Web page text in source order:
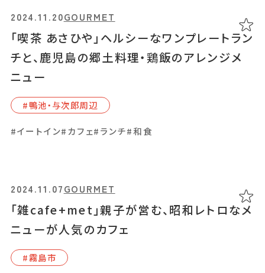
「喫茶 あさひや」ヘルシーなワンプレートラン
チと、鹿児島の郷土料理・鶏飯のアレンジメ
ニュー
2024.11.20GOURMET
#鴨池・与次郎周辺
#イートイン#カフェ#ランチ#和食
「雑cafe+met」親子が営む、昭和レトロなメ
ニューが人気のカフェ
2024.11.07GOURMET
#霧島市
「揚げピザと珈琲 bar dieci10」（バール デ
ィエチ）食べ歩きにぴったりなイタリアのソウ
#霧島市
「星とのあいだ」自然を眺めながらのソフトク
リームと、ハンドメイドアクセサリーが楽しめ
2024.06.23GOURMET